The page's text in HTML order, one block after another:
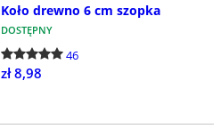
Koło drewno 6 cm szopka
DOSTĘPNY
46
zł 8,98